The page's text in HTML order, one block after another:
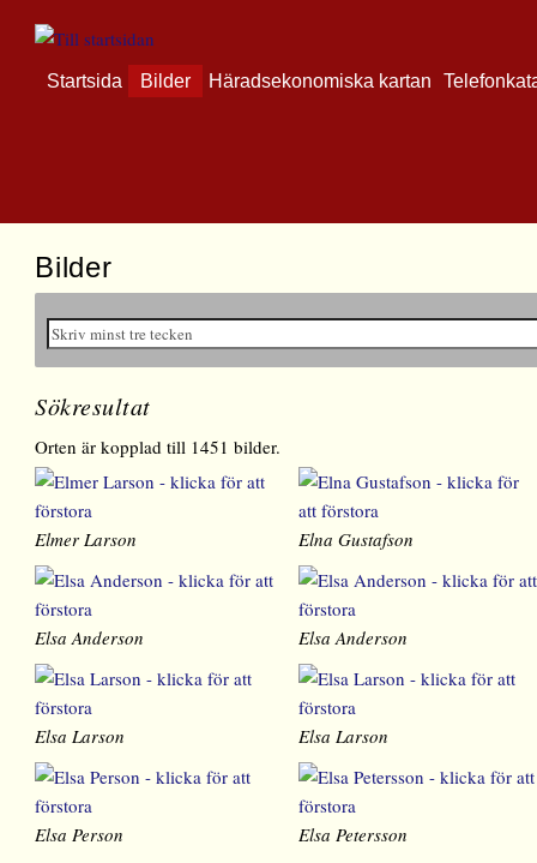
Startsida Bilder Häradsekonomiska kartan
Bilder
Sökresultat
Orten är kopplad till 1451 bilder.
Elmer Larson Elna Gustafson
Elsa Anderson Elsa Anderson
Elsa Larson Elsa Larson
Elsa Person Elsa Petersson